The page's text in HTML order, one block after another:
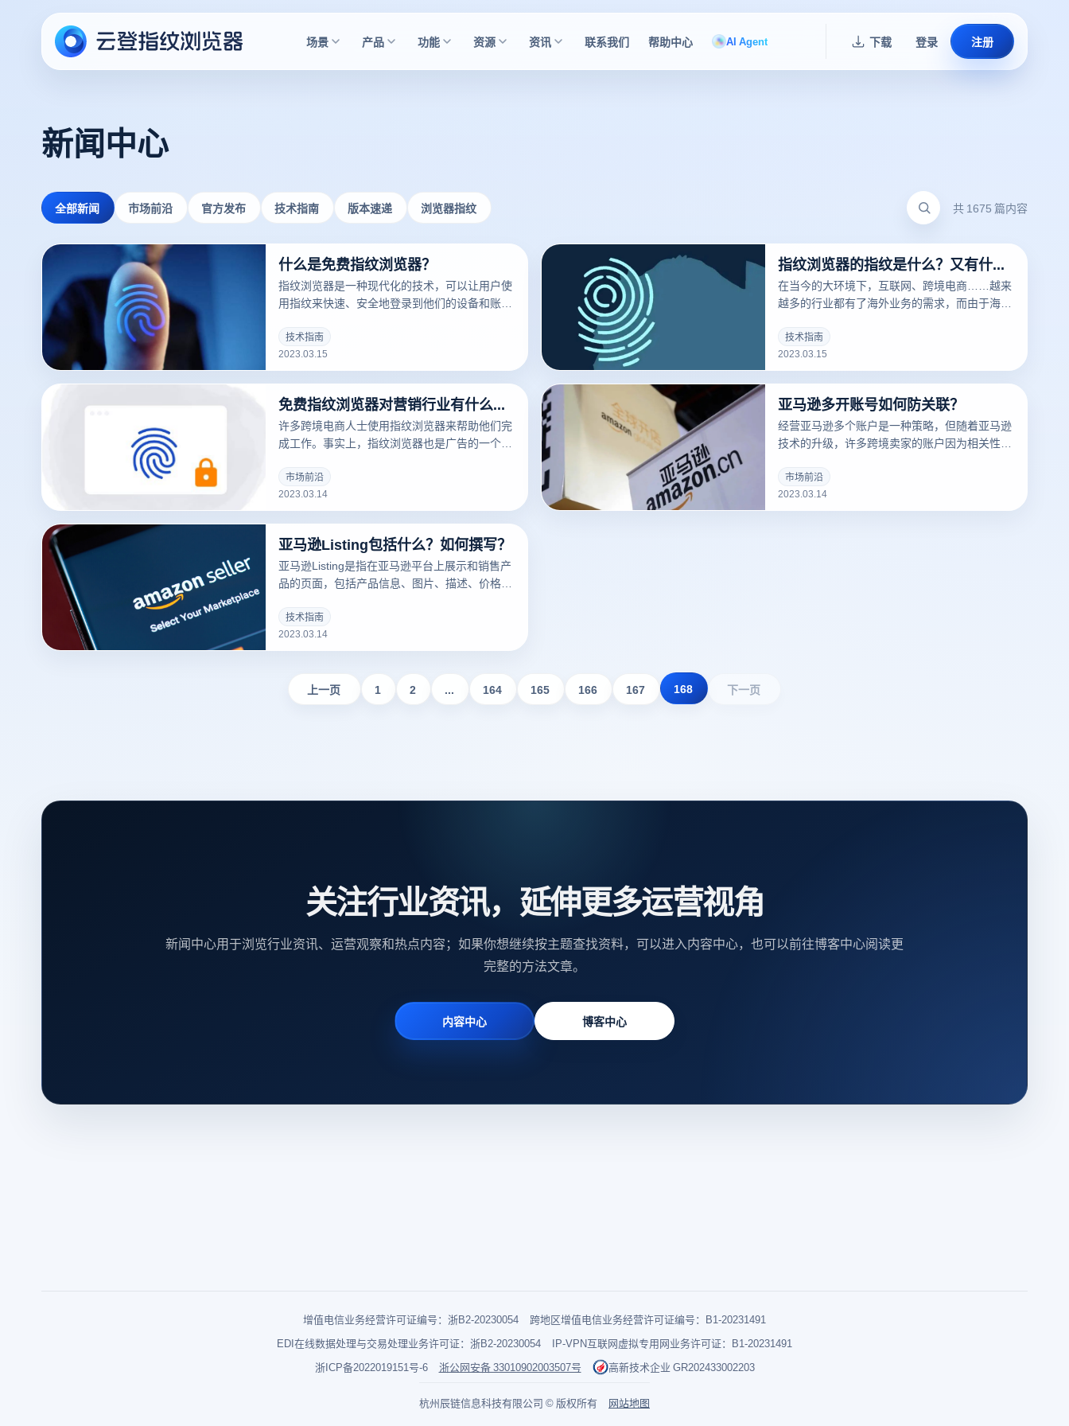
场景 产品 功能 资源 资讯 联系我们 帮助中心 AI Agent 下载 登录 注册
新闻中心
全部新闻 市场前沿 官方发布 技术指南 版本速递 浏览器指纹 共 1675 篇内容
什么是免费指纹浏览器？
指纹浏览器是一种现代化的技术，可以让用户使
用指纹来快速、安全地登录到他们的设备和账
一，并且越来越多的人开始使用它。
技术指南
2023.03.15
指纹浏览器的指纹是什么？又有什么用？
在当今的大环境下，互联网、跨境电商……越来
越多的行业都有了海外业务的需求，而由于海外
用到不同的IP，这时候便要用到指纹浏览器。要
清楚的了解什么是指纹浏览器之前，我们需要知
道什么是们先来说一下浏览器指纹。听着非常相
技术指南
2023.03.15
免费指纹浏览器对营销行业有什么作用？
许多跨境电商人士使用指纹浏览器来帮助他们完
成工作。事实上，指纹浏览器也是广告的一个非
问题。
市场前沿
2023.03.14
亚马逊多开账号如何防关联？
经营亚马逊多个账户是一种策略，但随着亚马逊
技术的升级，许多跨境卖家的账户因为相关性而
如何防止相关性呢？有什么好的防关联方法？
市场前沿
2023.03.14
亚马逊Listing包括什么？如何撰写？
亚马逊Listing是指在亚马逊平台上展示和销售产
品的页面，包括产品信息、图片、描述、价格、
可以吸引更多的潜在买家，增加销量。以下云登
录指纹浏览器关于亚马逊Listing包括什么？如何
撰写？的一些建议。
技术指南
2023.03.14
上一页 1 2 ... 164 165 166 167 168 下一页
关注行业资讯，延伸更多运营视角
新闻中心用于浏览行业资讯、运营观察和热点内容；如果你想继续按主题查找资料，可以进入内容中心，也可以前往博客中心阅读更
完整的方法文章。
内容中心 博客中心
增值电信业务经营许可证编号：浙B2-20230054
跨地区增值电信业务经营许可证编号：B1-20231491
EDI在线数据处理与交易处理业务许可证：浙B2-20230054
IP-VPN互联网虚拟专用网业务许可证：B1-20231491
浙ICP备2022019151号-6
浙公网安备 33010902003507号 高新技术企业 GR202433002203
杭州辰链信息科技有限公司 © 版权所有 网站地图